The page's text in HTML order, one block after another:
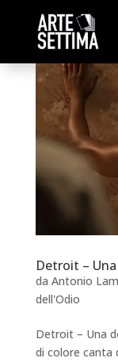
Detroit –
da Antonio
dell'Odio
Detroit – Una
di colore canta